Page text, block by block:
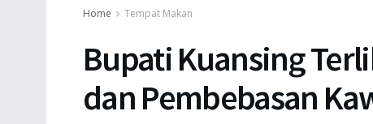
Home Tempat Makan
Bupati Kuansing
dan Pembebasan